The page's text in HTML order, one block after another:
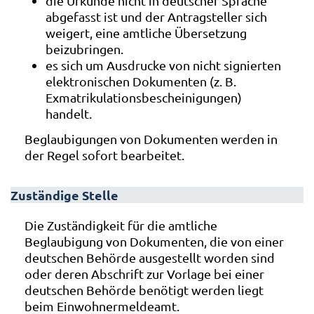
abgefasst ist und der Antragsteller sich
weigert, eine amtliche Übersetzung
beizubringen.
es sich um Ausdrucke von nicht signierten
elektronischen Dokumenten (z. B.
Exmatrikulationsbescheinigungen)
handelt.
Beglaubigungen von Dokumenten werden in
der Regel sofort bearbeitet.
Zuständige Stelle
Die Zuständigkeit für die amtliche
Beglaubigung von Dokumenten, die von einer
deutschen Behörde ausgestellt worden sind
oder deren Abschrift zur Vorlage bei einer
deutschen Behörde benötigt werden liegt
beim Einwohnermeldeamt.